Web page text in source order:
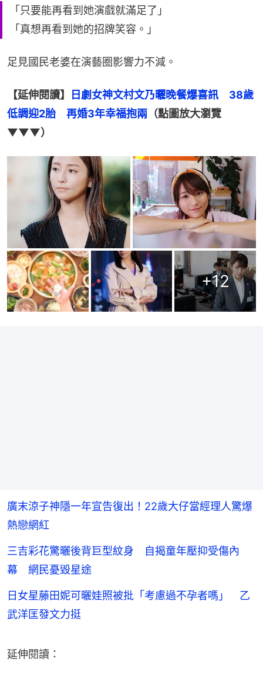
「只要能再看到她演戲就滿足了」
「真想再看到她的招牌笑容。」
足見國民老婆在演藝圈影響力不減。
【延伸閱讀】
日劇女神文村文乃曬晚餐爆喜訊　38歲
低調迎2胎　再婚3年幸福抱兩 （點圖放大瀏覽
▼▼▼）
+12
廣末涼子神隱一年宣告復出！22歲大仔當經理人驚爆
熱戀網紅
三吉彩花驚曬後背巨型紋身 自揭童年壓抑受傷內
幕 網民憂毀星途
日女星藤田妮可曬娃照被批「考慮過不孕者嗎」 乙
武洋匡發文力挺
延伸閱讀：